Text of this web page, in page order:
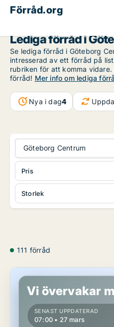
Förråd.org
Lediga förråd i
Se lediga förråd i Göteborg
intresserad av ett förråd på
rubriken för att komma
förråd! Mer info om lediga
Nya i dag4
Göteborg Centrum
Storlek
Pris
111 förråd
Lager i Göteborg Centrum
Vi övervakar
SENAST UPPDATERAD
07:00 • 27 mars